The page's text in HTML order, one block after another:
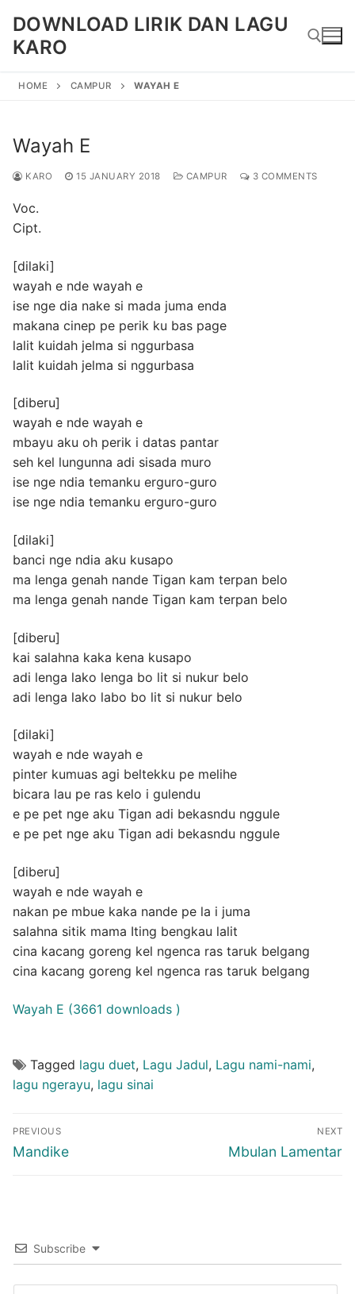
content
DOWNLOAD LIRIK DAN LAGU
KARO
HOME CAMPUR WAYAH E
Wayah E
KARO 15 JANUARY 2018 CAMPUR 3 COMMENTS
Voc.
Cipt.
[dilaki]
wayah e nde wayah e
ise nge dia nake si mada juma enda
makana cinep pe perik ku bas page
lalit kuidah jelma si nggurbasa
lalit kuidah jelma si nggurbasa
[diberu]
wayah e nde wayah e
mbayu aku oh perik i datas pantar
seh kel lungunna adi sisada muro
ise nge ndia temanku erguro-guro
ise nge ndia temanku erguro-guro
[dilaki]
banci nge ndia aku kusapo
ma lenga genah nande Tigan kam terpan belo
ma lenga genah nande Tigan kam terpan belo
[diberu]
kai salahna kaka kena kusapo
adi lenga lako lenga bo lit si nukur belo
adi lenga lako labo bo lit si nukur belo
[dilaki]
wayah e nde wayah e
pinter kumuas agi beltekku pe melihe
bicara lau pe ras kelo i gulendu
e pe pet nge aku Tigan adi bekasndu nggule
e pe pet nge aku Tigan adi bekasndu nggule
[diberu]
wayah e nde wayah e
nakan pe mbue kaka nande pe la i juma
salahna sitik mama Iting bengkau lalit
cina kacang goreng kel ngenca ras taruk belgang
cina kacang goreng kel ngenca ras taruk belgang
Wayah E (3661 downloads )
Tagged lagu duet, Lagu Jadul, Lagu nami-nami,
lagu ngerayu, lagu sinai
Post
navigation
PREVIOUS
Previous
Mandike
NEXT
Next
Mbulan Lamentar
Subscribe